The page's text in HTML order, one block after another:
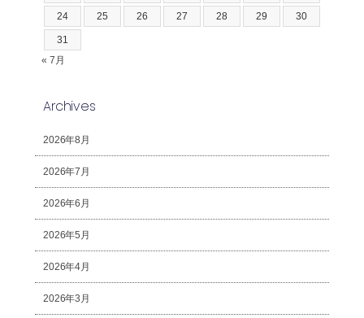
24 25 26 27 28 29 30
31
« 7月
Archives
2026年8月
2026年7月
2026年6月
2026年5月
2026年4月
2026年3月